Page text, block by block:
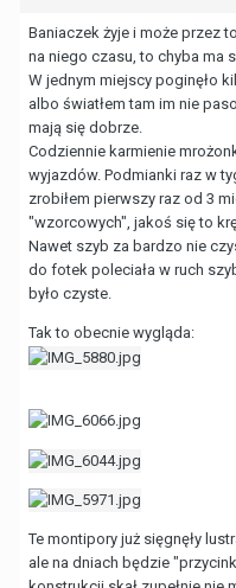
Baniaczek żyje i może przez
na niego czasu, to chyba ma
W jednym miejscy poginęło
albo światłem tam im nie
mają się dobrze.
Codziennie karmienie
wyjazdów. Podmianki raz w
zrobiłem pierwszy raz od 3
"wzorcowych", jakoś się to
Nawet szyb za bardzo nie
do fotek poleciała w ruch
było czyste.
Tak to obecnie wygląda:
Te montipory już sięgnęły
ale na dniach będzie